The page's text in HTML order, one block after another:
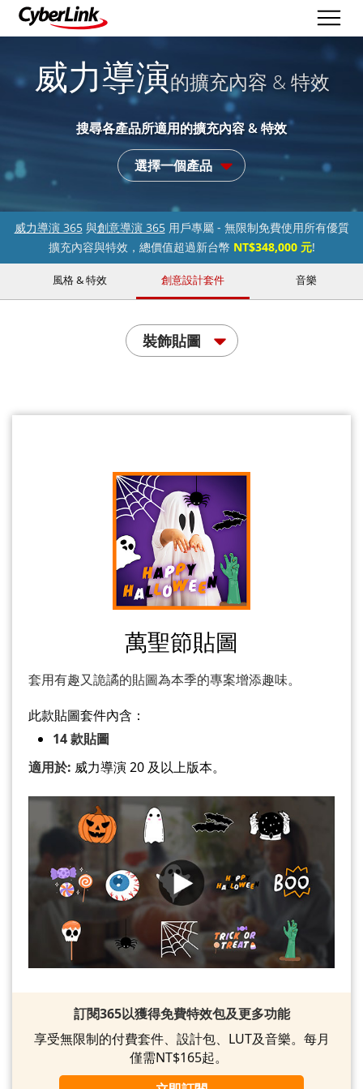
威力導演的擴充內容 & 特效
搜尋各產品所適用的擴充內容 & 特效
選擇一個產品
威力導演 365與創意導演 365用戶專屬 - 無限制免費使用所有優質
擴充內容與特效，總價值超過新台幣 NT$348,000 元!
風格 & 特效 創意設計套件 音樂
裝飾貼圖
萬聖節貼圖
套用有趣又詭譎的貼圖為本季的專案增添趣味。
此款貼圖套件內含：
14 款貼圖
適用於: 威力導演 20 及以上版本。
訂閱365以獲得免費特效包及更多功能
享受無限制的付費套件、設計包、LUT及音樂。每月
僅需NT$165起。